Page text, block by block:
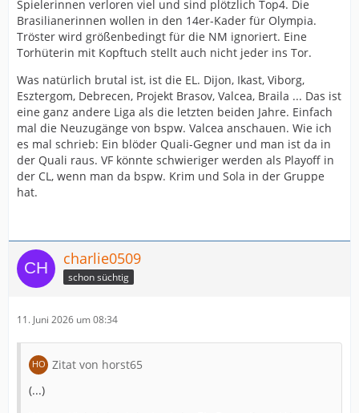
Spielerinnen verloren viel und sind plötzlich Top4. Die
Brasilianerinnen wollen in den 14er-Kader für Olympia.
Tröster wird größenbedingt für die NM ignoriert. Eine
Torhüterin mit Kopftuch stellt auch nicht jeder ins Tor.
Was natürlich brutal ist, ist die EL. Dijon, Ikast, Viborg,
Esztergom, Debrecen, Projekt Brasov, Valcea, Braila ... Das ist
eine ganz andere Liga als die letzten beiden Jahre. Einfach
mal die Neuzugänge von bspw. Valcea anschauen. Wie ich
es mal schrieb: Ein blöder Quali-Gegner und man ist da in
der Quali raus. VF könnte schwieriger werden als Playoff in
der CL, wenn man da bspw. Krim und Sola in der Gruppe
hat.
charlie0509
schon süchtig
11. Juni 2026 um 08:34
Zitat von horst65
(...)